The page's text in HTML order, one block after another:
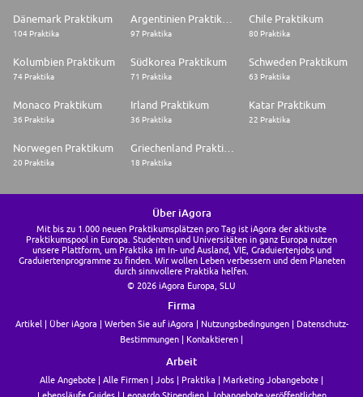
Dänemark Praktikum
104 Praktika 97 Praktika
Chile Praktikum
80 Praktika
Kolumbien Praktikum
74 Praktika
Südkorea Praktikum
71 Praktika
Schweden Praktikum
63 Praktika
Monaco Praktikum
36 Praktika
Irland Praktikum
36 Praktika
Katar Praktikum
22 Praktika
Norwegen Praktikum
20 Praktika 18 Praktika
Über iAgora
Mit bis zu 1.000 neuen Praktikumsplätzen pro Tag ist iAgora der aktivste
Praktikumspool in Europa. Studenten und Universitäten in ganz Europa nutzen
unsere Plattform, um Praktika im In- und Ausland, VIE, Graduiertenjobs und
Graduiertenprogramme zu finden. Wir wollen Leben verbessern und dem Planeten
durch sinnvollere Praktika helfen.
© 2026 iAgora Europa, SLU
Firma
Artikel Über iAgora Werben Sie auf iAgora Nutzungsbedingungen
Datenschutz-
Bestimmungen
Kontaktieren
Arbeit
Alle Angebote Alle Firmen Jobs Praktika
Marketing Jobangebote